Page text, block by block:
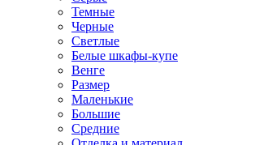
Темные
Черные
Светлые
Белые шкафы-купе
Венге
Размер
Маленькие
Большие
Средние